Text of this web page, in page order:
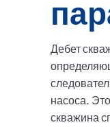
Дебет
насоса.
скважина